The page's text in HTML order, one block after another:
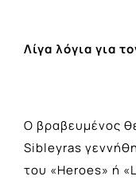
Λίγα λόγια για
Ο βραβευμένος
Sibleyras
του «Heroes» ή